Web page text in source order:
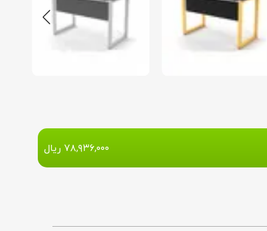
۷۸,۹۳۶,۰۰۰ ریال